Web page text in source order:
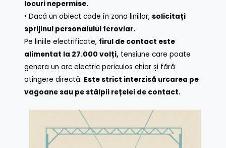
locuri nepermise.
• Dacă un obiect cade în zona liniilor,solicitați
sprijinul personalului feroviar.
Pe liniile electrificate, firul de contact este
alimentat la 27.000 volți, tensiune care poate
genera un arc electric periculos chiar și fără
atingere directă. Este strict interzisă urcarea pe
vagoane sau pe stâlpii rețelei de contact.